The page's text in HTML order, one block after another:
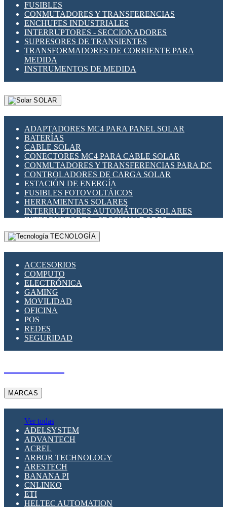
FUSIBLES
CONMUTADORES Y TRANSFERENCIAS
ENCHUFES INDUSTRIALES
INTERRUPTORES - SECCIONADORES
SUPRESORES DE TRANSIENTES
TRANSFORMADORES DE CORRIENTE PARA
MEDIDA
INSTRUMENTOS DE MEDIDA
SOLAR
ADAPTADORES MC4 PARA PANEL SOLAR
BATERÍAS
CABLE SOLAR
CONECTORES MC4 PARA CABLE SOLAR
CONMUTADORES Y TRANSFERENCIAS PARA DC
CONTROLADORES DE CARGA SOLAR
ESTACIÓN DE ENERGÍA
FUSIBLES FOTOVOLTÁICOS
HERRAMIENTAS SOLARES
INTERRUPTORES AUTOMÁTICOS SOLARES
INTERRUPTORES - SECCIONADORES
FOTOVOLTÁICOS
MONTAJE PANEL SOLAR
SUPRESOR DE TRANSIENTES SPDS PARA
APLICACIONES FOTOVOLTAICAS
TECNOLOGÍA
ACCESORIOS
COMPUTO
ELECTRÓNICA
GAMING
MOVILIDAD
OFICINA
POS
REDES
SEGURIDAD
MARCAS
Ver todas
ADELSYSTEM
ADVANTECH
ACREL
ARBOR TECHNOLOGY
ARESTECH
BANANA PI
CNLINKO
ETI
HELTEC AUTOMATION